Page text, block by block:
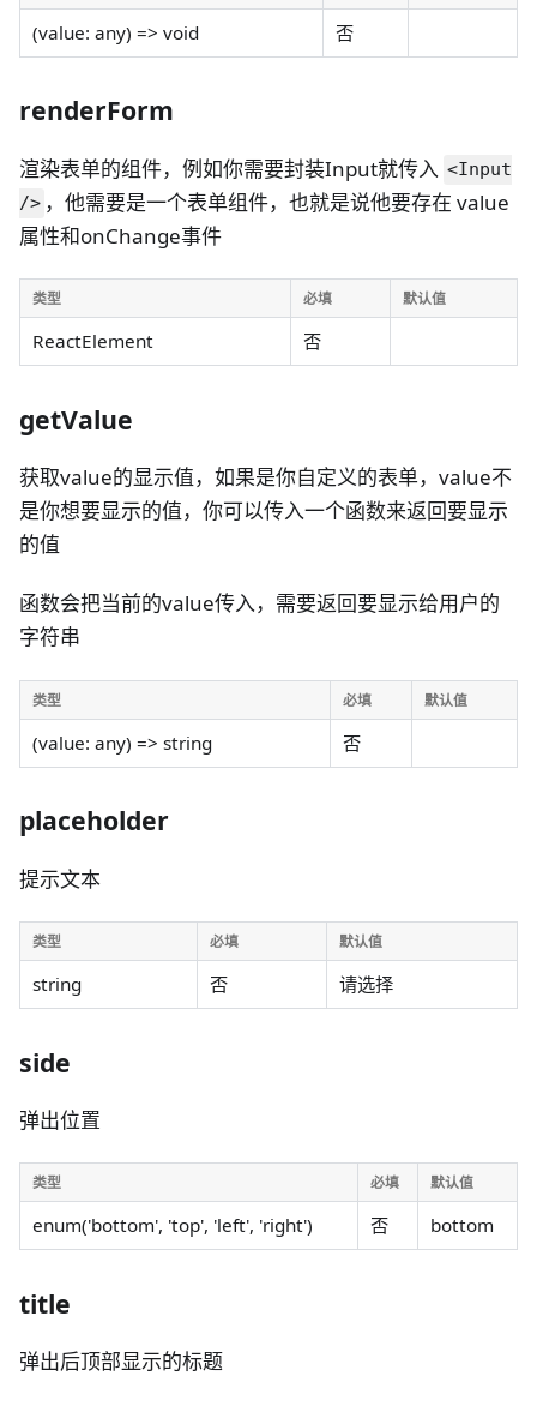
(value: any) => void 否
renderForm
渲染表单的组件，例如你需要封装Input就传入 <Input
/> ，他需要是一个表单组件，也就是说他要存在 value
属性和onChange事件
类型 必填 默认值
ReactElement 否
getValue
获取value的显示值，如果是你自定义的表单，value不
是你想要显示的值，你可以传入一个函数来返回要显示
的值
函数会把当前的value传入，需要返回要显示给用户的
字符串
类型 必填 默认值
(value: any) => string 否
placeholder
提示文本
类型 必填 默认值
string 否 请选择
side
弹出位置
类型 必填 默认值
enum('bottom', 'top', 'left', 'right') 否 bottom
title
弹出后顶部显示的标题